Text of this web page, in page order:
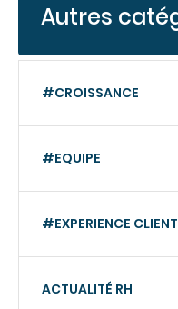
Autres
#CROISSANCE
#EQUIPE
#EXPERIENCE CLIENT
ACTUALITÉ RH